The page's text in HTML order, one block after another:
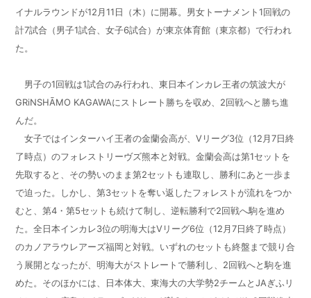
イナルラウンドが12月11日（木）に開幕。男女トーナメント1回戦の
計7試合（男子1試合、女子6試合）が東京体育館（東京都）で行われ
た。
男子の1回戦は1試合のみ行われ、東日本インカレ王者の筑波大が
GRiNSHĀMO KAGAWAにストレート勝ちを収め、2回戦へと勝ち進
んだ。
女子ではインターハイ王者の金蘭会高が、Vリーグ3位（12月7日終
了時点）のフォレストリーヴズ熊本と対戦。金蘭会高は第1セットを
先取すると、その勢いのまま第2セットも連取し、勝利にあと一歩ま
で迫った。しかし、第3セットを奪い返したフォレストが流れをつか
むと、第4・第5セットも続けて制し、逆転勝利で2回戦へ駒を進め
た。全日本インカレ3位の明海大はVリーグ6位（12月7日終了時点）
のカノアラウレアーズ福岡と対戦。いずれのセットも終盤まで競り合
う展開となったが、明海大がストレートで勝利し、2回戦へと駒を進
めた。そのほかには、日本体大、東海大の大学勢2チームとJAぎふリ